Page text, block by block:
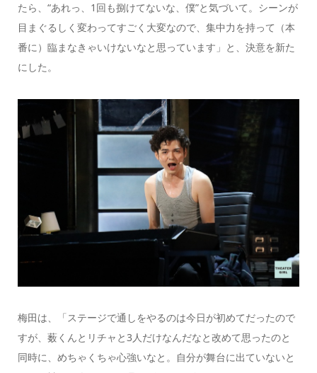
たら、“あれっ、1回も捌けてないな、僕”と気づいて。シーンが
目まぐるしく変わってすごく大変なので、集中力を持って（本
番に）臨まなきゃいけないなと思っています」と、決意を新た
にした。
梅田は、「ステージで通しをやるのは今日が初めてだったので
すが、薮くんとリチャと3人だけなんだなと改めて思ったのと
同時に、めちゃくちゃ心強いなと。自分が舞台に出ていないと